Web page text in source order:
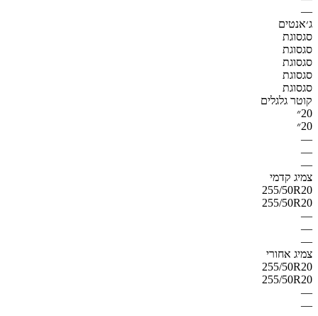
—
ג׳אנטים
סגסוגת
סגסוגת
סגסוגת
סגסוגת
סגסוגת
קוטר גלגלים
20״
20״
—
—
—
צמיג קדמי
255/50R20
255/50R20
—
—
—
צמיג אחורי
255/50R20
255/50R20
—
—